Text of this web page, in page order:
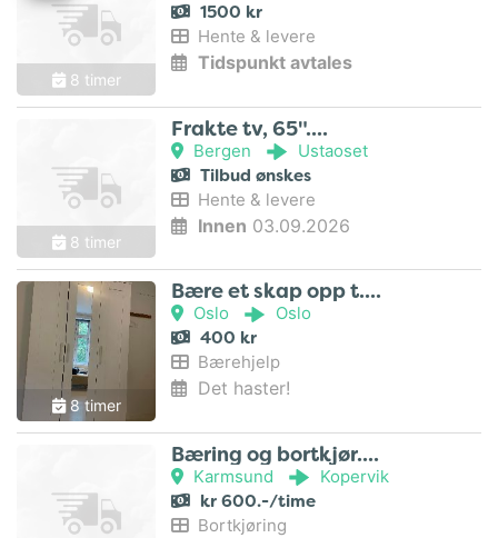
8 timer
1500 kr
Hente & levere
Tidspunkt avtales
8 timer
Frakte tv, 65"..
Bergen Ustaoset
Tilbud ønskes
Hente & levere
Innen 03.09.2026
8 timer
Bære et skap opp t..
Oslo Oslo
400 kr
Bærehjelp
Det haster!
Bæring og bortkjør..
Karmsund Kopervik
kr 600.-/time
Bortkjøring